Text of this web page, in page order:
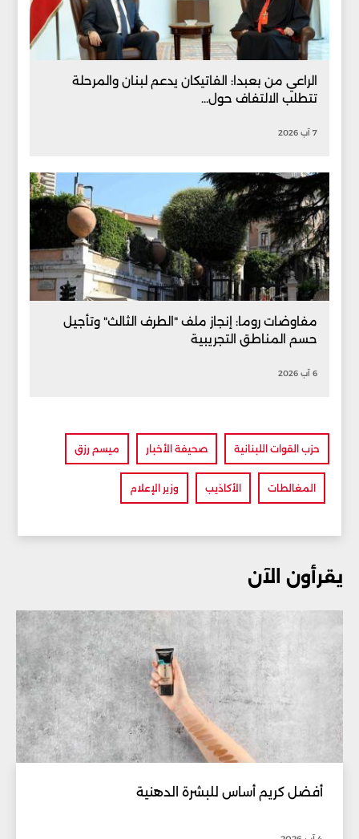
الراعي من بعبدا: الفاتيكان يدعم لبنان والمرحلة
تتطلب الالتفاف حول...
7 آب 2026
مفاوضات روما: إنجاز ملف "الطرف الثالث" وتأجيل
حسم المناطق التجريبية
6 آب 2026
حزب القوات اللبنانية صحيفة الأخبار ميسم رزق
المغالطات الأكاذيب وزير الإعلام
يقرأون الآن
أفضل كريم أساس للبشرة الدهنية